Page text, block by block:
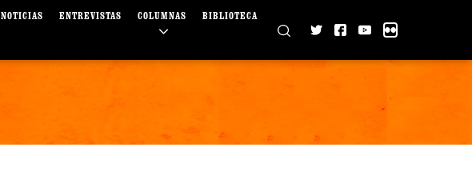
NOTICIAS ENTREVISTAS COLUMNAS BIBLIOTECA